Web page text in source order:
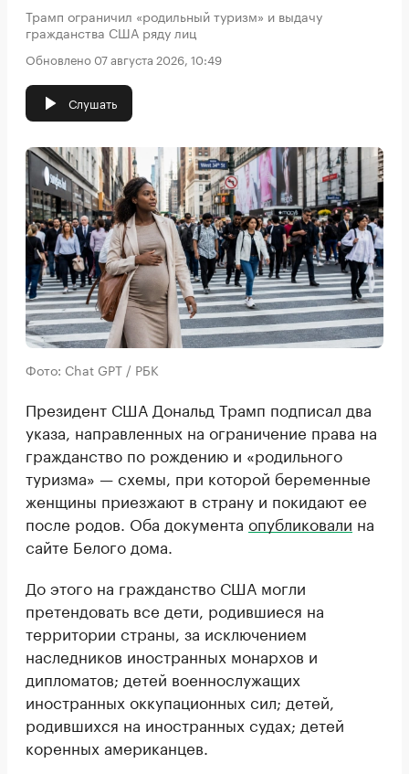
Трамп ограничил «родильный туризм» и выдачу
гражданства США ряду лиц
Обновлено 07 августа 2026, 10:49
Слушать
Фото: Chat GPT / РБК
Президент США Дональд Трамп подписал два
указа, направленных на ограничение права на
гражданство по рождению и «родильного
туризма» — схемы, при которой беременные
женщины приезжают в страну и покидают ее
после родов. Оба документа опубликовали на
сайте Белого дома.
До этого на гражданство США могли
претендовать все дети, родившиеся на
территории страны, за исключением
наследников иностранных монархов и
дипломатов; детей военнослужащих
иностранных оккупационных сил; детей,
родившихся на иностранных судах; детей
коренных американцев.